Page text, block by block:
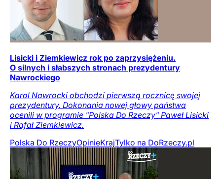
Lisicki i Ziemkiewicz rok po zaprzysiężeniu.
O silnych i słabszych stronach prezydentury
Nawrockiego
Karol Nawrocki obchodzi pierwszą rocznicę swojej
prezydentury. Dokonania nowej głowy państwa
ocenili w programie "Polska Do Rzeczy" Paweł Lisicki
i Rafał Ziemkiewicz.
Polska Do RzeczyOpinieKrajTylko na DoRzeczy.pl